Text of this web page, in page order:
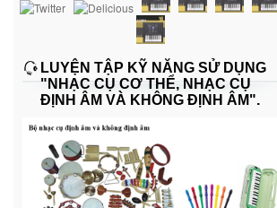
LUYỆN TẬP KỸ NĂNG SỬ DỤNG
"NHẠC CỤ CƠ THỂ, NHẠC CỤ
ĐỊNH ÂM VÀ KHÔNG ĐỊNH ÂM".